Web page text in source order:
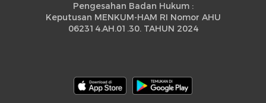
Pengesahan Badan Hukum :
Keputusan MENKUM-HAM RI Nomor AHU
062314.AH.01.30. TAHUN 2024